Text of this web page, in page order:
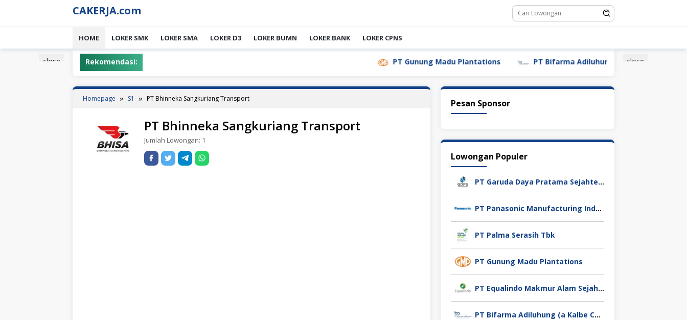
content
CAKERJA.com
HOME LOKER SMK LOKER SMA LOKER D3 LOKER BUMN LOKER BANK LOKER CPNS
close close
Rekomendasi: PT Gunung Madu Plantations PT Bifarma Adiluhung (a Kalbe Company)
Homepage S1 PT Bhinneka Sangkuriang Transport
PT Bhinneka Sangkuriang Transport
Jumlah Lowongan: 1
Pesan Sponsor
Lowongan Populer
PT Garuda Daya Pratama Sejahtera
PT Panasonic Manufacturing Indonesia
PT Palma Serasih Tbk
PT Gunung Madu Plantations
PT Equalindo Makmur Alam Sejahtera (Equalindo Group)
PT Bifarma Adiluhung (a Kalbe Company)